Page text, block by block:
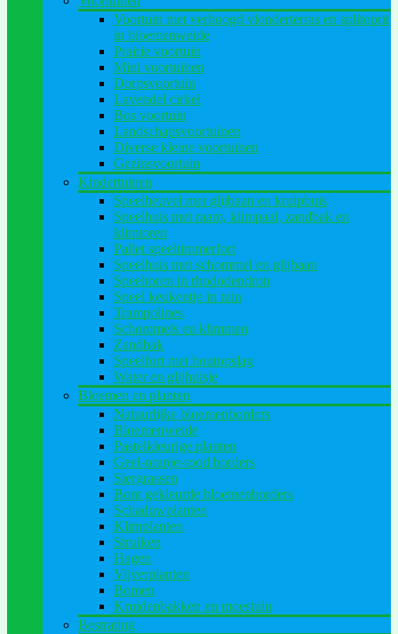
Voortuin met verhoogd vlonderterras en splitoprit
in bloemenweide
Prairie voortuin
Mini voortuinen
Dorpsvoortuin
Lavendel cirkel
Bos voortuin
Landschapsvoortuinen
Diverse kleine voortuinen
Gezinsvoortuin
Kindertuinen
Speelheuvel met glijbaan en kruipbuis
Speelhuis met raam, klimpaal, zandbak en
klimtoren
Pallet speeltimmerfort
Speelhuis met schommel en glijbaan
Speeltoren in rhododendron
Speel keukentje in tuin
Trampolines
Schommels en klimmen
Zandbak
Speelfort met houtopslag
Water en glijhuisje
Bloemen en planten
Natuurlijke bloemenborders
Bloemenweide
Pastelkleurige planten
Geel-oranje-rood borders
Siergrassen
Bont gekleurde bloemenborders
Schaduwplanten
Klimplanten
Struiken
Hagen
Vijverplanten
Bomen
Kruidenbakken en moestuin
Bestrating